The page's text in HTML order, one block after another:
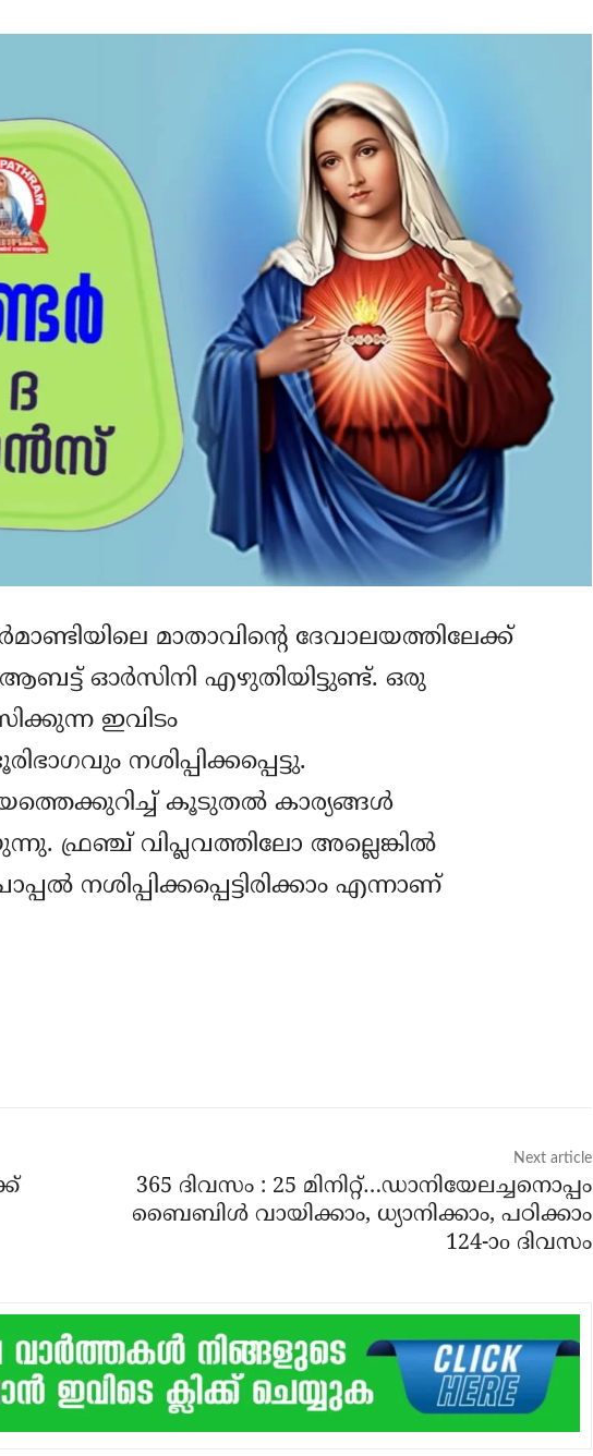
മാതാവിന്റെ ദേവാലയത്തിലേക്ക്
ആബട്ട് ഓര്‍സിനി എഴുതിയിട്ടുണ്ട്. ഒരു
ഇവിടം
നശിപ്പിക്കപ്പെട്ടു.
കൂടുതല്‍ കാര്യങ്ങള്‍
ഫ്രഞ്ച് വിപ്ലവത്തിലോ അല്ലെങ്കില്‍
നശിപ്പിക്കപ്പെട്ടിരിക്കാം എന്നാണ്
Next article
365 ദിവസം : 25 മിനിറ്റ്…ഡാനിയേലച്ചനൊപ്പം
ബൈബിൾ വായിക്കാം, ധ്യാനിക്കാം, പഠിക്കാം
124-ാo ദിവസം